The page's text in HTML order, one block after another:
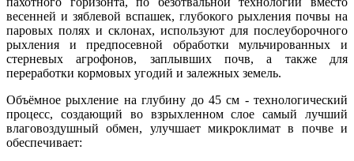
весенней и зяблевой вспашек, глубокого рыхления почвы на
паровых полях и склонах, используют для послеуборочного
рыхления и предпосевной обработки мульчированных и
стерневых агрофонов, заплывших почв, а также для
переработки кормовых угодий и залежных земель.
Объёмное рыхление на глубину до 45 см - технологический
процесс, создающий во взрыхленном слое самый лучший
влаговоздушный обмен, улучшает микроклимат в почве и
обеспечивает: